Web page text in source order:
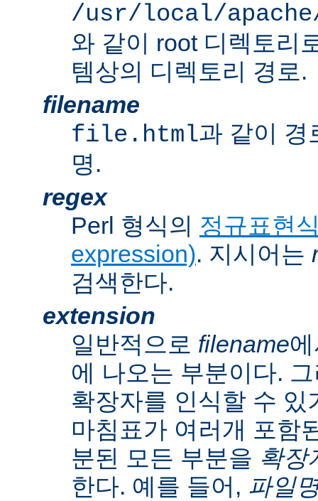
/usr/local/
와 같이 root 디렉토리
템상의 디렉토리 경로.
filename
file.html과 같이 경
명.
regex
Perl 형식의 정규표현
expression). 지시어는
검색한다.
extension
일반적으로 filename
에 나오는 부분이다.
확장자를 인식할 수
마침표가 여러개 포함
분된 모든 부분을 확장
한다. 예를 들어, 파일